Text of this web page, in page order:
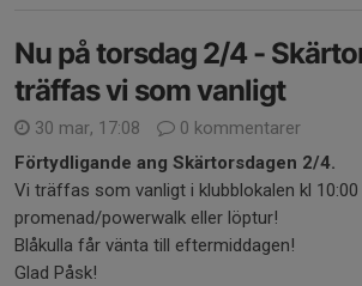
Nu på torsdag 2/4 -
träffas vi som vanligt
30 mar, 17:08
0 kommentarer
Förtydligande ang Skärtorsdagen 2/4.
Vi träffas som vanligt i klubblokalen kl
promenad/powerwalk eller löptur!
Blåkulla får vänta till eftermiddagen!
Glad Påsk!